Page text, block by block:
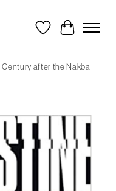
Liste de souhaits
Panier
Century after the Nakba
Items